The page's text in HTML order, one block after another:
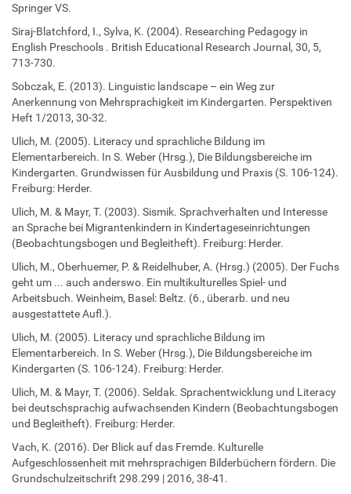
Springer VS.
Siraj-Blatchford, I., Sylva, K. (2004). Researching Pedagogy in
English Preschools . British Educational Research Journal, 30, 5,
713-730.
Sobczak, E. (2013). Linguistic landscape – ein Weg zur
Anerkennung von Mehrsprachigkeit im Kindergarten. Perspektiven
Heft 1/2013, 30-32.
Ulich, M. (2005). Literacy und sprachliche Bildung im
Elementarbereich. In S. Weber (Hrsg.), Die Bildungsbereiche im
Kindergarten. Grundwissen für Ausbildung und Praxis (S. 106-124).
Freiburg: Herder.
Ulich, M. & Mayr, T. (2003). Sismik. Sprachverhalten und Interesse
an Sprache bei Migrantenkindern in Kindertageseinrichtungen
(Beobachtungsbogen und Begleitheft). Freiburg: Herder.
Ulich, M., Oberhuemer, P. & Reidelhuber, A. (Hrsg.) (2005). Der Fuchs
geht um ... auch anderswo. Ein multikulturelles Spiel- und
Arbeitsbuch. Weinheim, Basel: Beltz. (6., überarb. und neu
ausgestattete Aufl.).
Ulich, M. (2005). Literacy und sprachliche Bildung im
Elementarbereich. In S. Weber (Hrsg.), Die Bildungsbereiche im
Kindergarten (S. 106-124). Freiburg: Herder.
Ulich, M. & Mayr, T. (2006). Seldak. Sprachentwicklung und Literacy
bei deutschsprachig aufwachsenden Kindern (Beobachtungsbogen
und Begleitheft). Freiburg: Herder.
Vach, K. (2016). Der Blick auf das Fremde. Kulturelle
Aufgeschlossenheit mit mehrsprachigen Bilderbüchern fördern. Die
Grundschulzeitschrift 298.299 | 2016, 38-41.